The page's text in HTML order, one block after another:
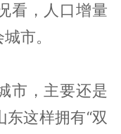
看，人口增量
市。
市，主要还是
这样拥有“双